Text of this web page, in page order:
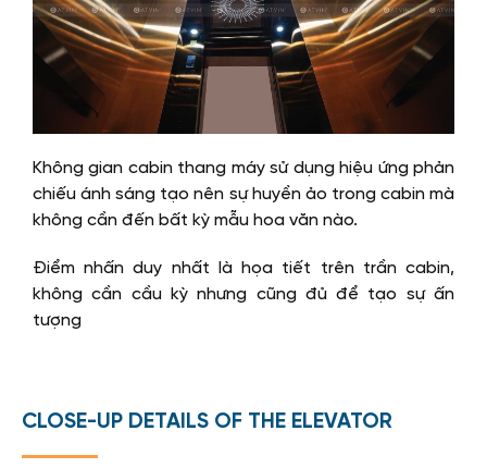
Không gian cabin thang máy sử dụng hiệu ứng phản
chiếu ánh sáng tạo nên sự huyền ảo trong cabin mà
không cần đến bất kỳ mẫu hoa văn nào.
Điểm nhấn duy nhất là họa tiết trên trần cabin,
không cần cầu kỳ nhưng cũng đủ để tạo sự ấn
tượng
CLOSE-UP DETAILS OF THE ELEVATOR